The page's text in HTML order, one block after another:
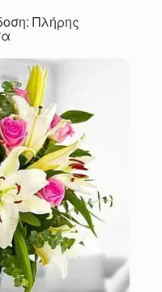
Πλήρης